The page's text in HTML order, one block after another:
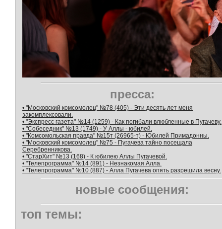
пресса:
• "Московский комсомолец" №78 (405) - Эти десять лет меня
закомплексовали.
• "Экспресс газета" №14 (1259) - Как погибали влюбленные в Пугачеву.
• "Собеседник" №13 (1749) - У Аллы - юбилей.
• "Комсомольская правда" №15т (26965-т) - Юбилей Примадонны.
• "Московский комсомолец" №75 - Пугачева тайно посещала
Серебренникова.
• "СтарХит" №13 (168) - К юбилею Аллы Пугачевой.
• "Телепрограмма" №14 (891) - Незнакомая Алла.
• "Телепрограмма" №10 (887) - Алла Пугачева опять разрешила весну.
новые сообщения:
топ темы: